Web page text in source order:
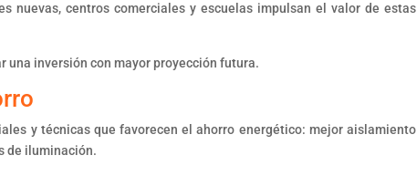
nuevas, centros comerciales y escuelas impulsan el valor de estas
una inversión con mayor proyección futura.
y técnicas que favorecen el ahorro energético: mejor aislamiento
de iluminación.